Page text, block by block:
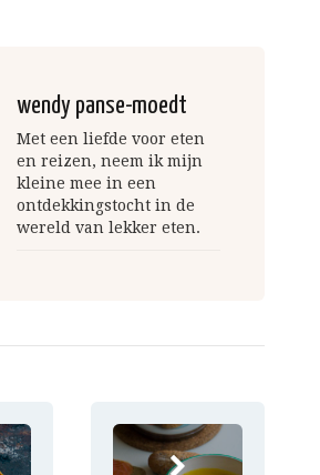
wendy panse-moedt
Met een liefde voor eten
en reizen, neem ik mijn
kleine mee in een
ontdekkingstocht in de
wereld van lekker eten.